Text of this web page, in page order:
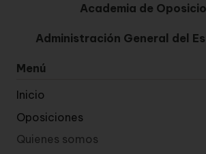
Academia de
Administración General del
Menú
Inicio
Oposiciones
Quienes somos